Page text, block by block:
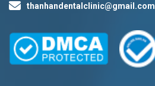
thanhandentalclinic@gmail.com